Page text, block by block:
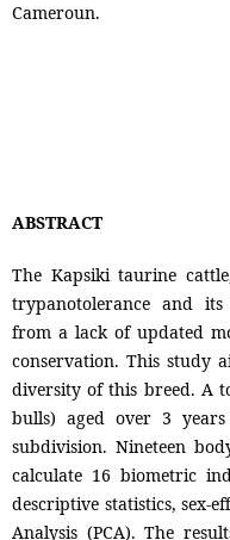
Cameroun.
ABSTRACT
The Kapsiki taurine
trypanotolerance and
from a lack of updated
conservation. This study
diversity of this breed. A
bulls) aged over 3
subdivision. Nineteen
calculate 16 biometric
descriptive statistics, sex-
Analysis (PCA). The